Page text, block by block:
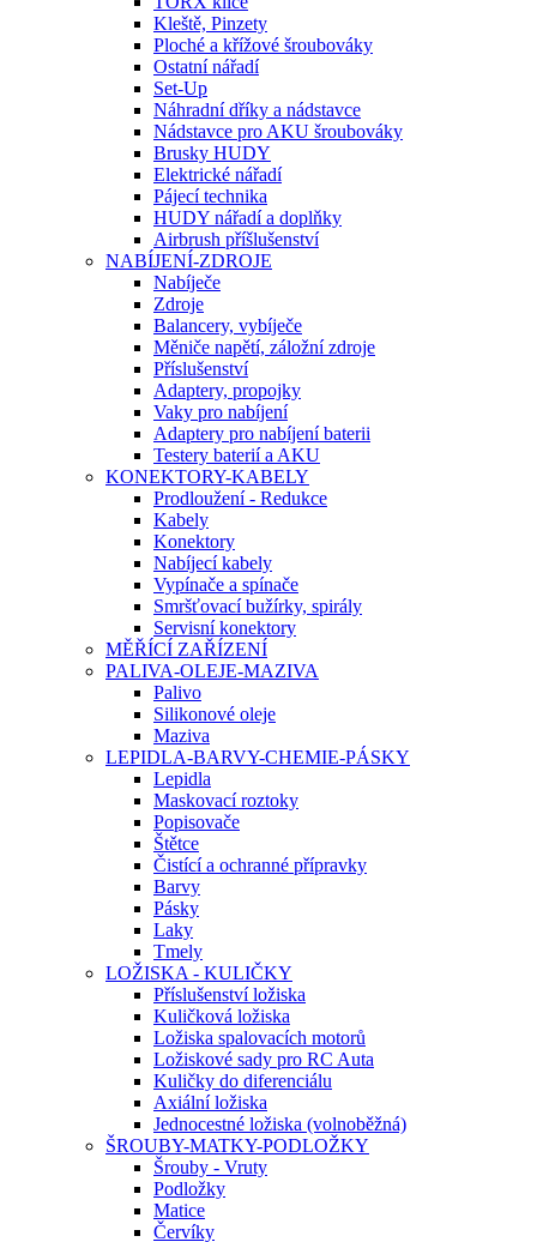
Kleště, Pinzety
Ploché a křížové šroubováky
Ostatní nářadí
Set-Up
Náhradní dříky a nádstavce
Nádstavce pro AKU šroubováky
Brusky HUDY
Elektrické nářadí
Pájecí technika
HUDY nářadí a doplňky
Airbrush příšlušenství
NABÍJENÍ-ZDROJE
Nabíječe
Zdroje
Balancery, vybíječe
Měniče napětí, záložní zdroje
Příslušenství
Adaptery, propojky
Vaky pro nabíjení
Adaptery pro nabíjení baterii
Testery baterií a AKU
KONEKTORY-KABELY
Prodloužení - Redukce
Kabely
Konektory
Nabíjecí kabely
Vypínače a spínače
Smršťovací bužírky, spirály
Servisní konektory
MĚŘÍCÍ ZAŘÍZENÍ
PALIVA-OLEJE-MAZIVA
Palivo
Silikonové oleje
Maziva
LEPIDLA-BARVY-CHEMIE-PÁSKY
Lepidla
Maskovací roztoky
Popisovače
Štětce
Čistící a ochranné přípravky
Barvy
Pásky
Laky
Tmely
LOŽISKA - KULIČKY
Příslušenství ložiska
Kuličková ložiska
Ložiska spalovacích motorů
Ložiskové sady pro RC Auta
Kuličky do diferenciálu
Axiální ložiska
Jednocestné ložiska (volnoběžná)
ŠROUBY-MATKY-PODLOŽKY
Šrouby - Vruty
Podložky
Matice
Červíky